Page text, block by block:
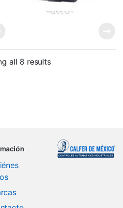
all 8 results